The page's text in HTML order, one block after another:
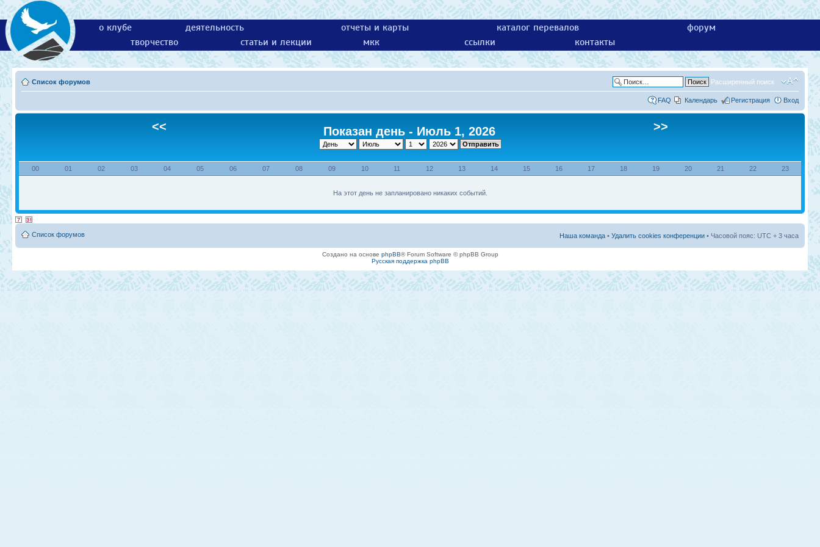
о клубе деятельность отчеты и карты каталог перевалов
форум
творчество
статьи и лекции мкк ссылки контакты
Список форумов Расширенный поиск
FAQ Календарь Регистрация Вход
<< Показан день - Июль 1, 2026 >>
00 01 02 03 04 05 06 07 08 09 10 11 12 13 14 15 16 17 18 19 20 21 22 23
На этот день не запланировано никаких событий.
Список форумов Наша команда • Удалить cookies конференции • Часовой пояс: UTC + 3 часа
Создано на основе phpBB® Forum Software © phpBB Group
Русская поддержка phpBB